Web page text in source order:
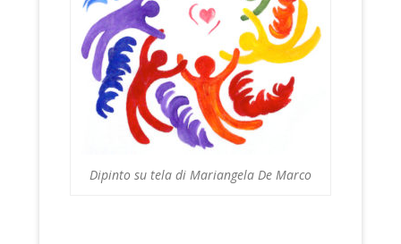
Dipinto su tela di Mariangela De Marco